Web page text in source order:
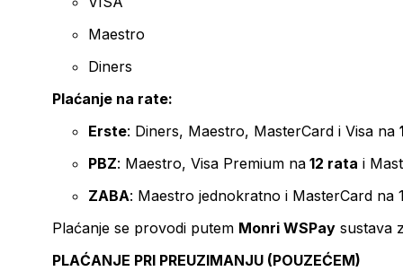
Maestro
Diners
Plaćanje na rate:
Erste: Diners, Maestro, MasterCard i Visa na
PBZ: Maestro, Visa Premium na 12 rata i
ZABA: Maestro jednokratno i MasterCard na
Plaćanje se provodi putem Monri WSPay sustava
PLAĆANJE PRI PREUZIMANJU (POUZEĆEM)